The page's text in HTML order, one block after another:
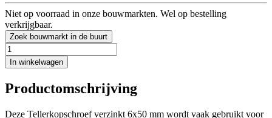
Niet op voorraad in onze bouwmarkten. Wel op bestelling
verkrijgbaar.
Zoek bouwmarkt in de buurt
In winkelwagen
Productomschrijving
Deze Tellerkopschroef verzinkt 6x50 mm wordt vaak gebruikt voor